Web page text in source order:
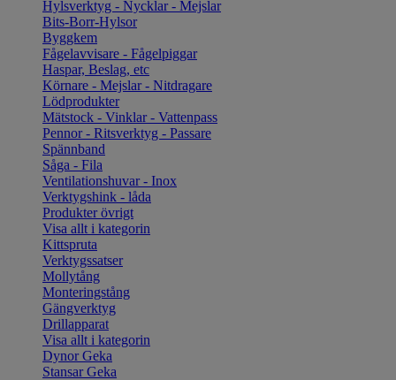
Hylsverktyg - Nycklar - Mejslar
Bits-Borr-Hylsor
Byggkem
Fågelavvisare - Fågelpiggar
Haspar, Beslag, etc
Körnare - Mejslar - Nitdragare
Lödprodukter
Mätstock - Vinklar - Vattenpass
Pennor - Ritsverktyg - Passare
Spännband
Såga - Fila
Ventilationshuvar - Inox
Verktygshink - låda
Produkter övrigt
Visa allt i kategorin
Kittspruta
Verktygssatser
Mollytång
Monteringstång
Gängverktyg
Drillapparat
Visa allt i kategorin
Dynor Geka
Stansar Geka